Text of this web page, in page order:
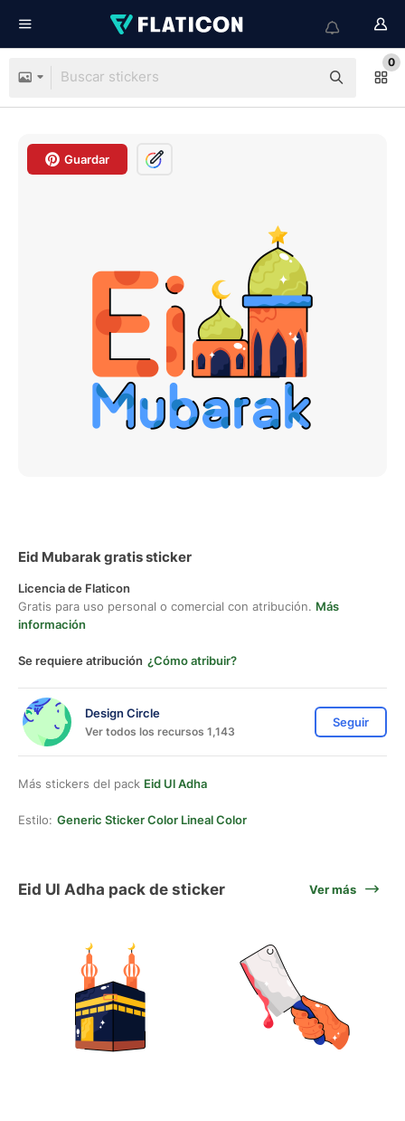
0
Guardar
Eid Mubarak gratis sticker
Licencia de Flaticon
Gratis para uso personal o comercial con atribución. Más
información
Se requiere atribución ¿Cómo atribuir?
Design Circle
Ver todos los recursos 1,143
Seguir
Más stickers del pack Eid Ul Adha
Estilo: Generic Sticker Color Lineal Color
Eid Ul Adha pack de sticker Ver más